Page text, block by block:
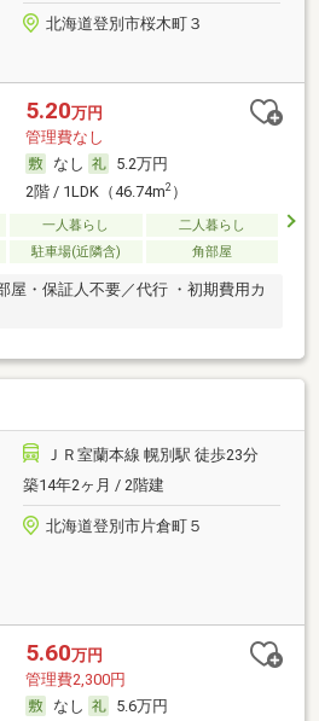
北海道登別市桜木町３
5.20万円
管理費なし
なし
5.2万円
2階 / 1LDK（46.74m2）
一人暮らし
二人暮らし
駐車場(近隣含) 角部屋
屋・保証人不要／代行 ・初期費用カ
ＪＲ室蘭本線 幌別駅 徒歩23分
築14年2ヶ月 / 2階建
北海道登別市片倉町５
5.60万円
管理費2,300円
なし
5.6万円